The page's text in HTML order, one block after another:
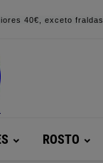
40€, exceto
ROSTO